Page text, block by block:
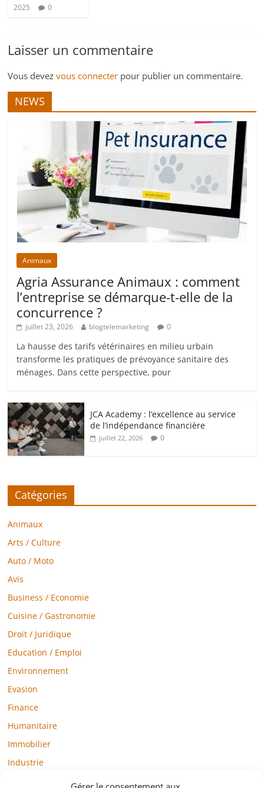
2025
0
Laisser un commentaire
Vous devezvous connecter pour publier un commentaire.
NEWS
Animaux
Agria Assurance Animaux : comment
l’entreprise se démarque-t-elle de la
concurrence ?
juillet 23, 2026 blogtelemarketing 0
La hausse des tarifs vétérinaires en milieu urbain
transforme les pratiques de prévoyance sanitaire des
ménages. Dans cette perspective, pour
JCA Academy : l’excellence au service
de l’indépendance financière
juillet 22, 2026 0
Catégories
Animaux
Arts / Culture
Auto / Moto
Avis
Business / Economie
Cuisine / Gastronomie
Droit / Juridique
Education / Emploi
Environnement
Evasion
Finance
Humanitaire
Immobilier
Industrie